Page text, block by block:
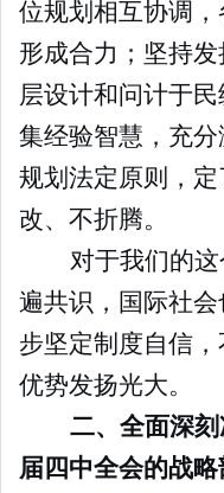
位规划相互协调，
形成合力；坚持
层设计和问计于
集经验智慧，充
规划法定原则，
改、不折腾。
对于我们的
遍共识，国际社
步坚定制度自信
优势发扬光大。
二、全面深
届四中全会的战